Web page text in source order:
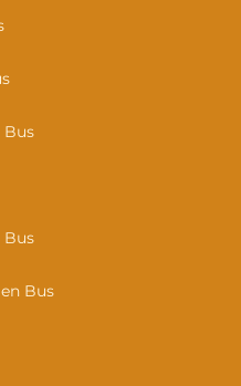
Bus
Bus
Bus